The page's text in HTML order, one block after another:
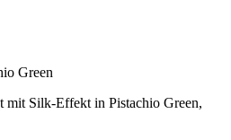
Green
mit Silk-Effekt in Pistachio Green,